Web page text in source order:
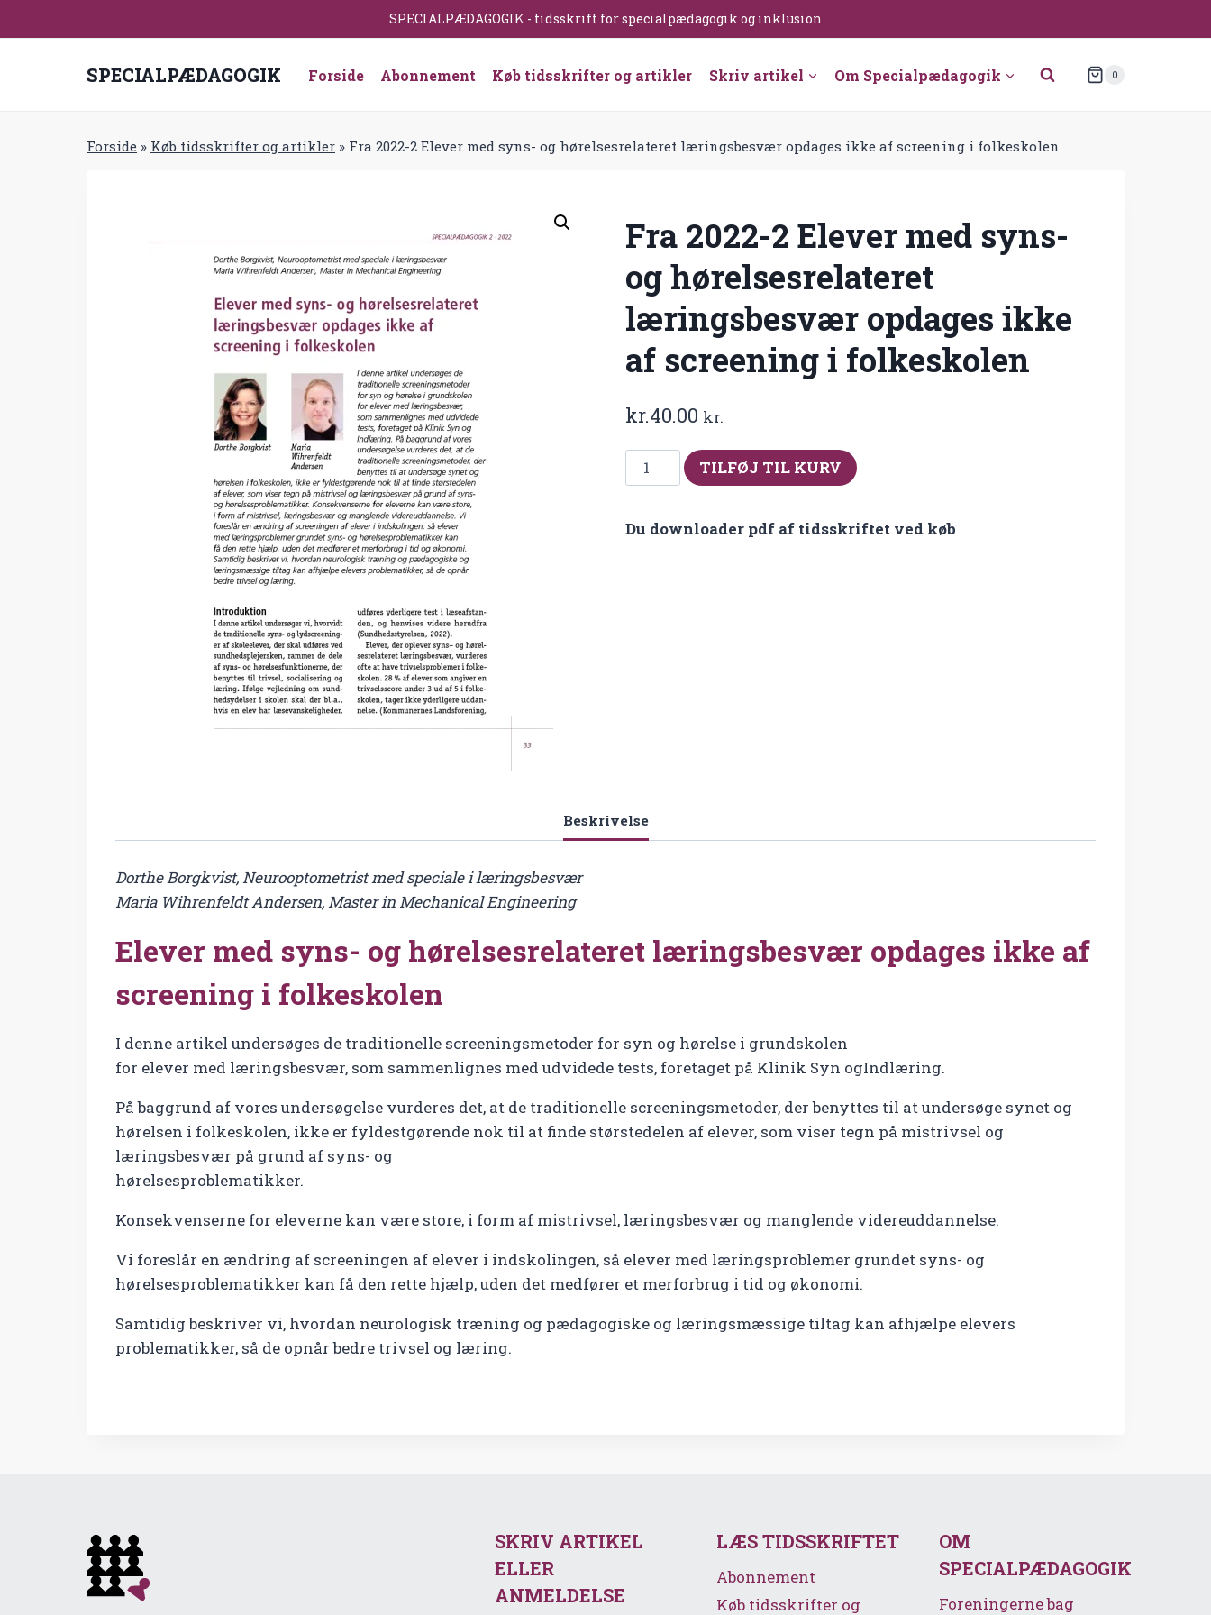
til
SPECIALPÆDAGOGIK - tidsskrift for specialpædagogik og inklusion
SPECIALPÆDAGOGIK Forside Abonnement Køb tidsskrifter og artikler Skriv artikel Om Specialpædagogik 0
Forside » Køb tidsskrifter og artikler » Fra 2022-2 Elever med syns- og hørelsesrelateret læringsbesvær opdages ikke af screening i folkeskolen
Fra 2022-2 Elever med syns-
og hørelsesrelateret
læringsbesvær opdages ikke
af screening i folkeskolen
kr.40.00 kr.
Fra
2022-
Elever
antal
TILFØJ TIL KURV
Du downloader pdf af tidsskriftet ved køb
Beskrivelse
Dorthe Borgkvist, Neurooptometrist med speciale i læringsbesvær
Maria Wihrenfeldt Andersen, Master in Mechanical Engineering
Elever med syns- og hørelsesrelateret læringsbesvær opdages ikke af
screening i folkeskolen
I denne artikel undersøges de traditionelle screeningsmetoder for syn og hørelse i grundskolen
for elever med læringsbesvær, som sammenlignes med udvidede tests, foretaget på Klinik Syn ogIndlæring.
På baggrund af vores undersøgelse vurderes det, at de traditionelle screeningsmetoder, der benyttes til at undersøge synet og
hørelsen i folkeskolen, ikke er fyldestgørende nok til at finde størstedelen af elever, som viser tegn på mistrivsel og
læringsbesvær på grund af syns- og
hørelsesproblematikker.
Konsekvenserne for eleverne kan være store, i form af mistrivsel, læringsbesvær og manglende videreuddannelse.
Vi foreslår en ændring af screeningen af elever i indskolingen, så elever med læringsproblemer grundet syns- og
hørelsesproblematikker kan få den rette hjælp, uden det medfører et merforbrug i tid og økonomi.
Samtidig beskriver vi, hvordan neurologisk træning og pædagogiske og læringsmæssige tiltag kan afhjælpe elevers
problematikker, så de opnår bedre trivsel og læring.
SKRIV ARTIKEL
ELLER
ANMELDELSE
LÆS TIDSSKRIFTET
Abonnement
Køb tidsskrifter og
OM
SPECIALPÆDAGOGIK
Foreningerne bag